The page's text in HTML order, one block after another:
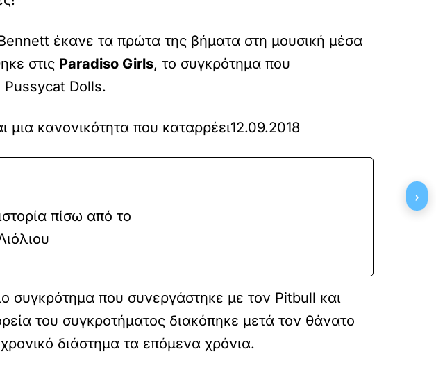
έκανε τα πρώτα της βήματα στη μουσική μέσα
στις Paradiso Girls, το συγκρότημα που
Pussycat Dolls.
κανονικότητα που καταρρέει12.09.2018
πίσω από το
συγκρότημα που συνεργάστηκε με τον Pitbull και
του συγκροτήματος διακόπηκε μετά τον θάνατο
διάστημα τα επόμενα χρόνια.
›